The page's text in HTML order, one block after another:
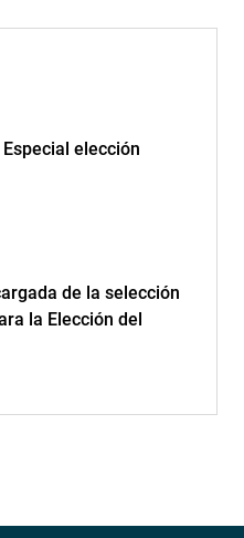
elección
de la selección
la Elección del